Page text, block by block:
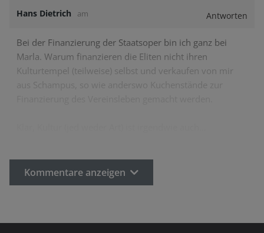
Hans Dietrich am Antworten
Bei der Finanzierung der Staatsoper bin ich ganz bei
Marla. Warum finanzieren die Eliten nicht ihren
Kulturtempel (teilweise) selbst und verkaufen von mir
Kommentare anzeigen